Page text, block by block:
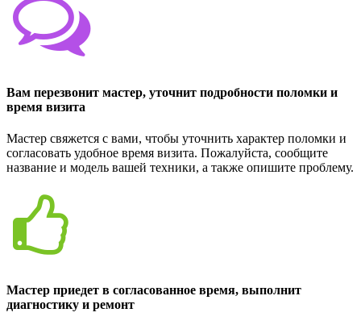
Вам перезвонит мастер, уточнит подробности поломки и
время визита
Мастер свяжется с вами, чтобы уточнить характер поломки и
согласовать удобное время визита. Пожалуйста, сообщите
название и модель вашей техники, а также опишите проблему.
Мастер приедет в согласованное время, выполнит
диагностику и ремонт